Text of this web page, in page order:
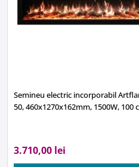
Semineu electric incorporabil
50, 460x1270x162mm, 1500W, 100
3.710,00 lei